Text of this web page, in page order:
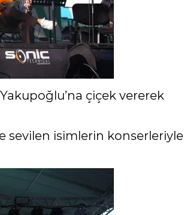
çiçek vererek
sevilen isimlerin konserleriyle